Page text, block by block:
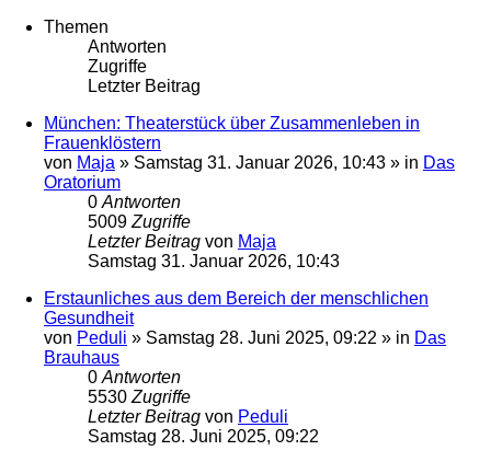
Themen
Antworten
Zugriffe
Letzter Beitrag
München: Theaterstück über Zusammenleben in
Frauenklöstern
von Maja » Samstag 31. Januar 2026, 10:43 » in Das
Oratorium
0 Antworten
5009 Zugriffe
Letzter Beitrag von Maja
Samstag 31. Januar 2026, 10:43
Erstaunliches aus dem Bereich der menschlichen
Gesundheit
von Peduli » Samstag 28. Juni 2025, 09:22 » in Das
Brauhaus
0 Antworten
5530 Zugriffe
Letzter Beitrag von Peduli
Samstag 28. Juni 2025, 09:22